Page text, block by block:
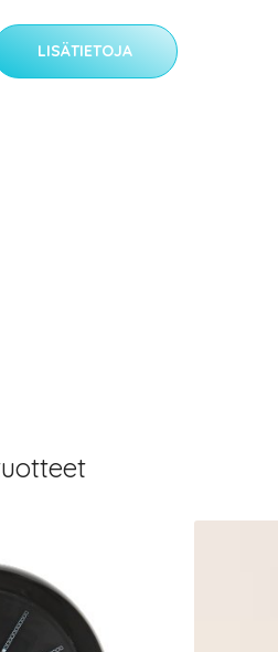
LISÄTIETOJA